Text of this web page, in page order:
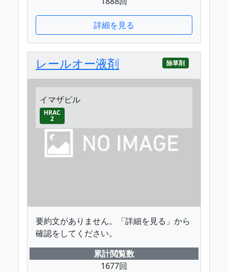
詳細を見る
レールオー液剤 除草剤
イマザピル
HRAC
2
要約文がありません。「詳細を見る」から
確認をしてください。
累計閲覧数
1677回